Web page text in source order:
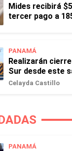
Mides recibirá
tercer pago a
PANAMÁ
Realizarán
Sur desde este
Celayda Castillo
PANAMÁ